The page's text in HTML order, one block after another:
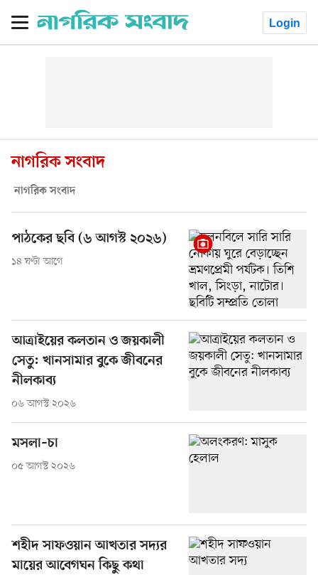
Login
নাগরিক সংবাদ
নাগরিক সংবাদ
পাঠকের ছবি (৬ আগস্ট ২০২৬)
১৪ ঘণ্টা আগে
আত্রাইয়ের কলতান ও জয়কালী
সেতু: খানসামার বুকে জীবনের
নীলকাব্য
০৬ আগস্ট ২০২৬
মসলা–চা
০৫ আগস্ট ২০২৬
শহীদ সাফওয়ান আখতার সদ্যর
মায়ের আবেগঘন কিছু কথা